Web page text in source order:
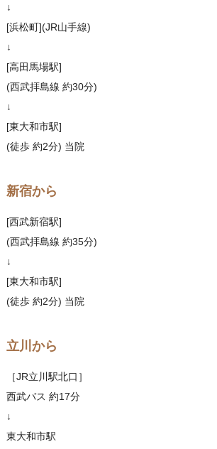
↓
[浜松町](JR山手線)
↓
[高田馬場駅]
(西武拝島線 約30分)
↓
[東大和市駅]
(徒歩 約2分) 当院
新宿から
[西武新宿駅]
(西武拝島線 約35分)
↓
[東大和市駅]
(徒歩 約2分) 当院
立川から
［JR立川駅北口］
西武バス 約17分
↓
東大和市駅